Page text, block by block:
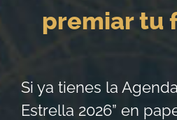
premiar tu
Si ya tienes la
Estrella 2026” en